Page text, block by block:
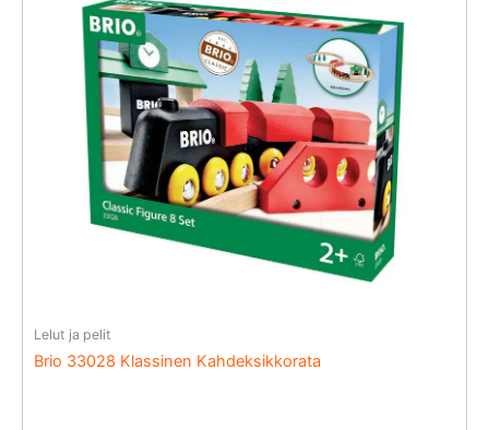
Lelut ja pelit
Brio 33028 Klassinen Kahdeksikkorata